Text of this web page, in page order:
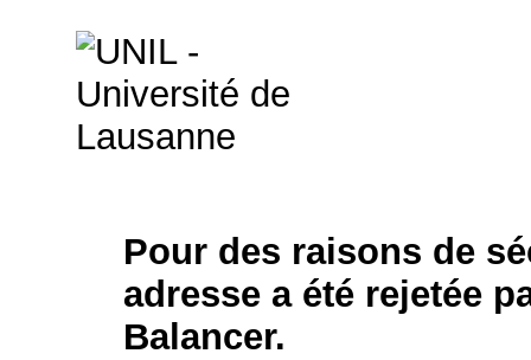
Pour des raisons de
adresse a été rejetée
Balancer.